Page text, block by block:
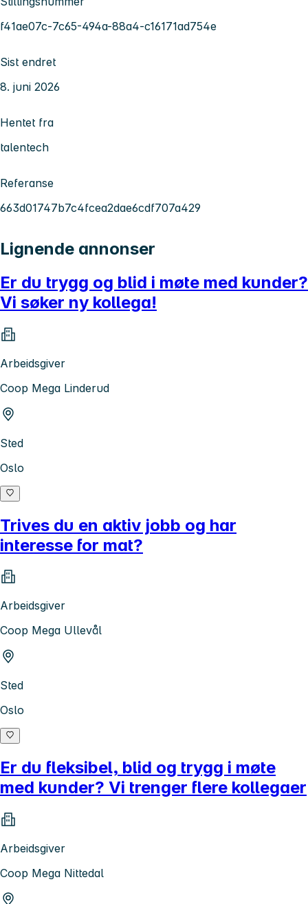
f41ae07c-7c65-494a-88a4-c16171ad754e
Sist endret
8. juni 2026
Hentet fra
talentech
Referanse
663d01747b7c4fcea2dae6cdf707a429
Lignende annonser
Er du trygg og blid i møte med kunder?
Vi søker ny kollega!
Arbeidsgiver
Coop Mega Linderud
Sted
Oslo
Trives du en aktiv jobb og har
interesse for mat?
Arbeidsgiver
Coop Mega Ullevål
Sted
Oslo
Er du fleksibel, blid og trygg i møte
med kunder? Vi trenger flere kollegaer
Arbeidsgiver
Coop Mega Nittedal